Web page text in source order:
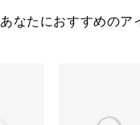
あなたにおすすめのア